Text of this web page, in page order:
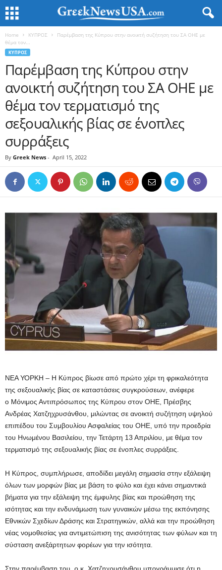
Home ΚΥΠΡΟΣ
Παρέμβαση της Κύπρου στην ανοικτή συζήτηση του ΣΑ ΟΗΕ με
θέμα τον...
ΚΥΠΡΟΣ
Παρέμβαση της Κύπρου στην
ανοικτή συζήτηση του ΣΑ ΟΗΕ με
θέμα τον τερματισμό της
σεξουαλικής βίας σε ένοπλες
συρράξεις
By Greek News - April 15, 2022
ΝΕΑ ΥΟΡΚΗ – Η Κύπρος βίωσε από πρώτο χέρι τη φρικαλεότητα
της σεξουαλικής βίας σε καταστάσεις συγκρούσεων, ανέφερε
ο Μόνιμος Αντιπρόσωπος της Κύπρου στον ΟΗΕ, Πρέσβης
Ανδρέας Χατζηχρυσάνθου, μιλώντας σε ανοικτή συζήτηση υψηλού
επιπέδου του Συμβουλίου Ασφαλείας του ΟΗΕ, υπό την προεδρία
του Ηνωμένου Βασιλείου, την Τετάρτη 13 Απριλίου, με θέμα τον
τερματισμό της σεξουαλικής βίας σε ένοπλες συρράξεις.
Η Κύπρος, συμπλήρωσε, αποδίδει μεγάλη σημασία στην εξάλειψη
όλων των μορφών βίας με βάση το φύλο και έχει κάνει σημαντικά
βήματα για την εξάλειψη της έμφυλης βίας και προώθηση της
ισότητας και την ενδυνάμωση των γυναικών μέσω της εκπόνησης
Εθνικών Σχεδίων Δράσης και Στρατηγικών, αλλά και την προώθηση
νέας νομοθεσίας για αντιμετώπιση της ανισότητας των φύλων και τη
σύσταση ανεξάρτητων φορέων για την ισότητα.